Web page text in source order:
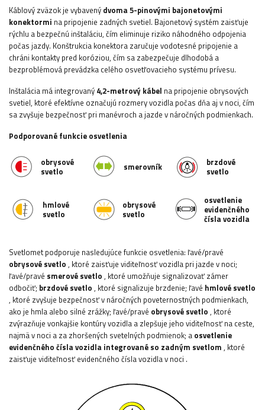
Káblový zväzok je vybavený dvoma 5-pinovými bajonetovými
konektormi na pripojenie zadných svetiel. Bajonetový systém zaisťuje
rýchlu a bezpečnú inštaláciu, čím eliminuje riziko náhodného odpojenia
počas jazdy. Konštrukcia konektora zaručuje vodotesné pripojenie a
chráni kontakty pred koróziou, čím sa zabezpečuje dlhodobá a
bezproblémová prevádzka celého osvetľovacieho systému prívesu.
Inštalácia má integrovaný 4,2-metrový kábel na pripojenie obrysových
svetiel, ktoré efektívne označujú rozmery vozidla počas dňa aj v noci, čím
sa zvyšuje bezpečnosť pri manévroch a jazde v náročných podmienkach.
Podporované funkcie osvetlenia
obrysové
svetlo
smerovník
brzdové
svetlo
hmlové
svetlo
obrysové
svetlo
osvetlenie
evidenčného
čísla vozidla
Svetlomet podporuje nasledujúce funkcie osvetlenia: ľavé/pravé
obrysové svetlo , ktoré zaisťuje viditeľnosť vozidla pri jazde v noci;
ľavé/pravé smerové svetlo , ktoré umožňuje signalizovať zámer
odbočiť; brzdové svetlo , ktoré signalizuje brzdenie; ľavé hmlové svetlo
, ktoré zvyšuje bezpečnosť v náročných poveternostných podmienkach,
ako je hmla alebo silné zrážky; ľavé/pravé obrysové svetlo , ktoré
zvýrazňuje vonkajšie kontúry vozidla a zlepšuje jeho viditeľnosť na ceste,
najmä v noci a za zhoršených svetelných podmienok; a osvetlenie
evidenčného čísla vozidla integrované so zadným svetlom , ktoré
zaisťuje viditeľnosť evidenčného čísla vozidla v noci .